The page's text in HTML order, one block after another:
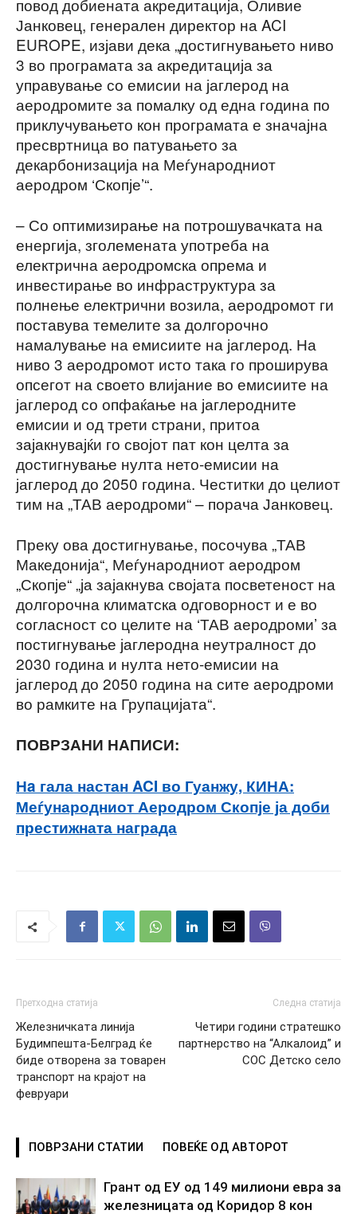
повод добиената акредитација, Оливие
Јанковец, генерален директор на ACI
EUROPE, изјави дека „достигнувањето ниво
3 во програмата за акредитација за
управување со емисии на јаглерод на
аеродромите за помалку од една година по
приклучувањето кон програмата е значајна
пресвртница во патувањето за
декарбонизација на Меѓународниот
аеродром ‘Скопје’“.
– Со оптимизирање на потрошувачката на
енергија, зголемената употреба на
електрична аеродромска опрема и
инвестирање во инфраструктура за
полнење електрични возила, аеродромот ги
поставува темелите за долгорочно
намалување на емисиите на јаглерод. На
ниво 3 аеродромот исто така го проширува
опсегот на своето влијание во емисиите на
јаглерод со опфаќање на јаглеродните
емисии и од трети страни, притоа
зајакнувајќи го својот пат кон целта за
достигнување нулта нето-емисии на
јаглерод до 2050 година. Честитки до целиот
тим на „ТАВ аеродроми“ – порача Јанковец.
Преку ова достигнување, посочува „ТАВ
Македонија“, Меѓународниот аеродром
„Скопје“ „ја зајакнува својата посветеност на
долгорочна климатска одговорност и е во
согласност со целите на ‘ТАВ аеродроми’ за
постигнување јаглеродна неутралност до
2030 година и нулта нето-емисии на
јаглерод до 2050 година на сите аеродроми
во рамките на Групацијата“.
ПОВРЗАНИ НАПИСИ:
Нa гала настан ACI во Гуанжу, КИНА:
Меѓународниот Аеродром Скопје ја доби
престижната награда
Претходна статија
Железничката линија
Будимпешта-Белград ќе
биде отворена за товарен
транспорт на крајот на
февруари
Следна статија
Четири години стратешко
партнерство на “Алкалоид” и
СОС Детско село
ПОВРЗАНИ СТАТИИ ПОВЕЌЕ ОД АВТОРОТ
Грант од ЕУ од 149 милиони евра за
железницата од Коридор 8 кон